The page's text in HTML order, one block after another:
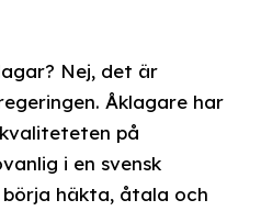
Nej, det är
Åklagare har
på
i en svensk
häkta, åtala och